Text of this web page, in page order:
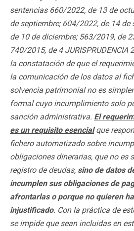
sentencias 660/2022, de 13 de
de septiembre; 604/2022, de 14
de 10 de diciembre; 563/2019, de
740/2015, de 4
la constatación de que el
la comunicación de los datos al
solvencia patrimonial no es
formal cuyo incumplimiento solo
sanción administrativa. El
es un requisito esencialque
fichero automatizado sobre
obligaciones dinerarias, que no es
registro de deudas, sino de datos
incumplen sus obligaciones de
afrontarlas o porque no quieren
injustificado. Con la práctica de
se impide que sean incluidas en